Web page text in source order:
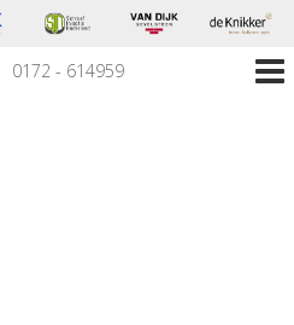
0172 - 614959